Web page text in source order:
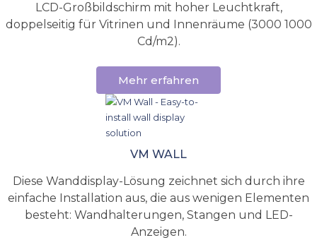
LCD-Großbildschirm mit hoher Leuchtkraft,
doppelseitig für Vitrinen und Innenräume (3000 1000
Cd/m2).
Mehr erfahren
VM WALL
Diese Wanddisplay-Lösung zeichnet sich durch ihre
einfache Installation aus, die aus wenigen Elementen
besteht: Wandhalterungen, Stangen und LED-
Anzeigen.